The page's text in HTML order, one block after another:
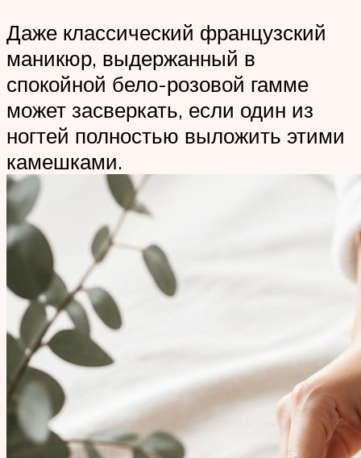
Даже классический французский
маникюр, выдержанный в
спокойной бело-розовой гамме
может засверкать, если один из
ногтей полностью выложить этими
камешками.